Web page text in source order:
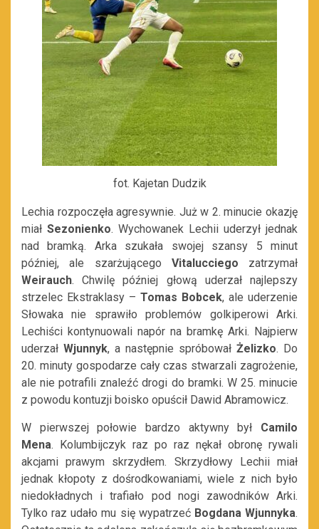
fot. Kajetan Dudzik
Lechia rozpoczęła agresywnie. Już w 2. minucie okazję
miał Sezonienko. Wychowanek Lechii uderzył jednak
nad bramką. Arka szukała swojej szansy 5 minut
później, ale szarżującego Vitalucciego zatrzymał
Weirauch. Chwilę później głową uderzał najlepszy
strzelec Ekstraklasy – Tomas Bobcek, ale uderzenie
Słowaka nie sprawiło problemów golkiperowi Arki.
Lechiści kontynuowali napór na bramkę Arki. Najpierw
uderzał Wjunnyk, a następnie spróbował Żelizko. Do
20. minuty gospodarze cały czas stwarzali zagrożenie,
ale nie potrafili znaleźć drogi do bramki. W 25. minucie
z powodu kontuzji boisko opuścił Dawid Abramowicz.
W pierwszej połowie bardzo aktywny był Camilo
Mena. Kolumbijczyk raz po raz nękał obronę rywali
akcjami prawym skrzydłem. Skrzydłowy Lechii miał
jednak kłopoty z dośrodkowaniami, wiele z nich było
niedokładnych i trafiało pod nogi zawodników Arki.
Tylko raz udało mu się wypatrzeć Bogdana Wjunnyka.